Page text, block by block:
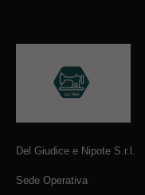
Del Giudice e Nipote S.r.l.
Sede Operativa